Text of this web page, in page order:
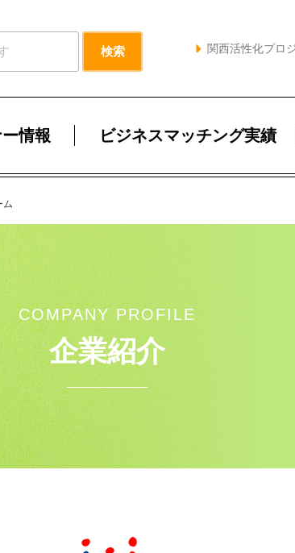
関西活性化プロ
情報 ビジネスマッチング実績
ム
COMPANY PROFILE
企業紹介